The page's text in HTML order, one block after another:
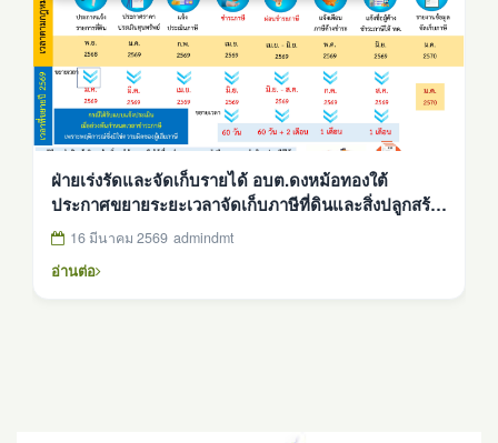
ฝ่ายเร่งรัดและจัดเก็บรายได้ อบต.ดงหม้อทองใต้
ประกาศขยายระยะเวลาจัดเก็บภาษีที่ดินและสิ่งปลูกสร้าง
ประจำปี 2569
16 มีนาคม 2569 admindmt
อ่านต่อ